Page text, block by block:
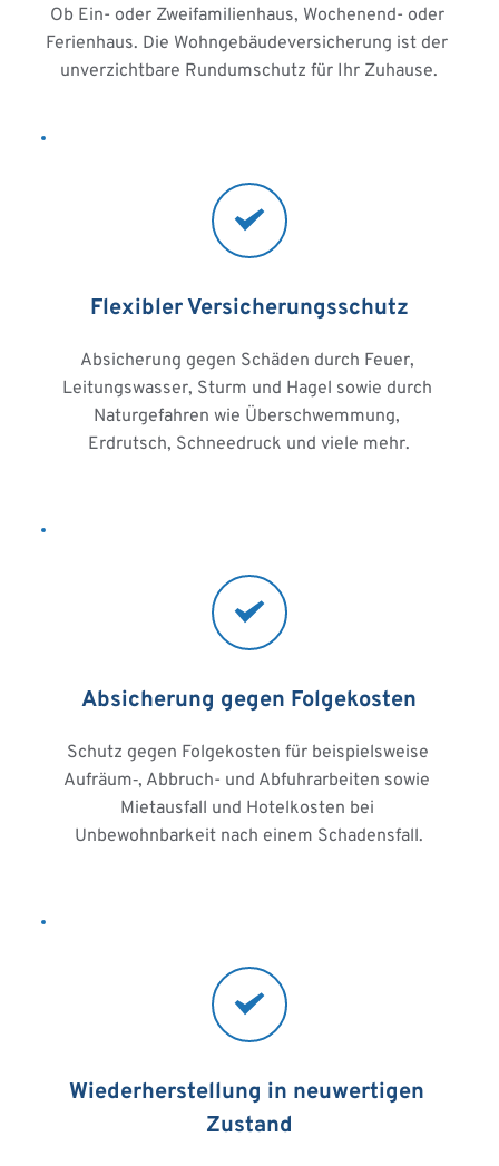
Ob Ein- oder Zweifamilienhaus, Wochenend- oder
Ferienhaus. Die Wohngebäudeversicherung ist der
unverzichtbare Rundumschutz für Ihr Zuhause.
Flexibler Versicherungsschutz
Absicherung gegen Schäden durch Feuer,
Leitungswasser, Sturm und Hagel sowie durch
Naturgefahren wie Überschwemmung,
Erdrutsch, Schneedruck und viele mehr.
Absicherung gegen Folgekosten
Schutz gegen Folgekosten für beispielsweise
Aufräum‑, Abbruch- und Abfuhrarbeiten sowie
Mietausfall und Hotelkosten bei
Unbewohnbarkeit nach einem Schadensfall.
Wiederherstellung in neuwertigen
Zustand